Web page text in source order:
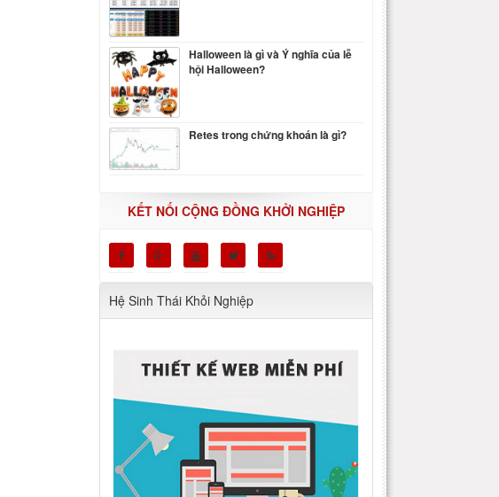
Halloween là gì và Ý nghĩa của lễ
hội Halloween?
Retes trong chứng khoán là gì?
KẾT NỐI CỘNG ĐỒNG KHỞI NGHIỆP
Hệ Sinh Thái Khỏi Nghiệp